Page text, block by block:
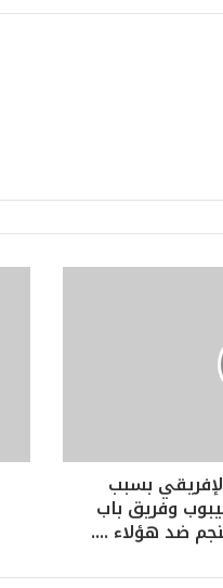
بسبب
وفريق باب
ضد هؤلاء ....